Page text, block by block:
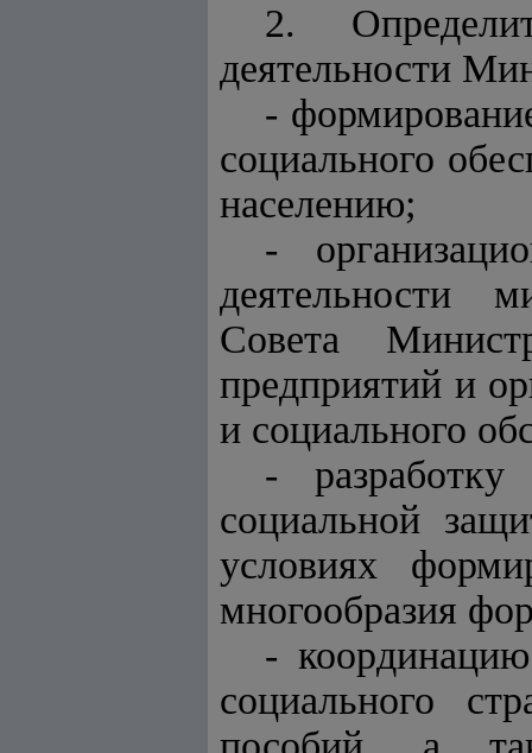
2.
деятельности
-
социального
населению;
-
деятельности
Совета
предприятий и
и социального
-
социальной
условиях
многообразия
-
социального